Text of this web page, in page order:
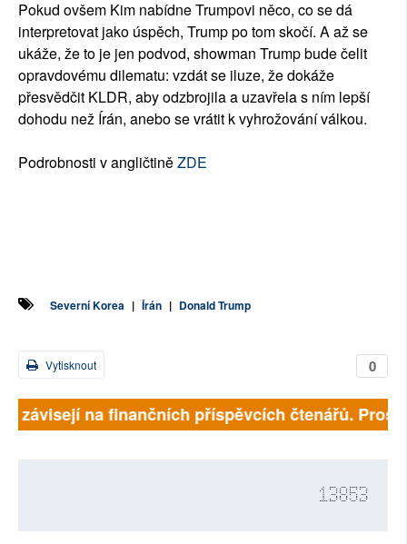
Pokud ovšem Kim nabídne Trumpovi něco, co se dá
interpretovat jako úspěch, Trump po tom skočí. A až se
ukáže, že to je jen podvod, showman Trump bude čelit
opravdovému dilematu: vzdát se iluze, že dokáže
přesvědčit KLDR, aby odzbrojila a uzavřela s ním lepší
dohodu než Írán, anebo se vrátit k vyhrožování válkou.
Podrobnosti v angličtiněZDE
Severní Korea | Írán | Donald Trump
0
Vytisknout
závisejí na finančních příspěvcích čtenářů.
13853